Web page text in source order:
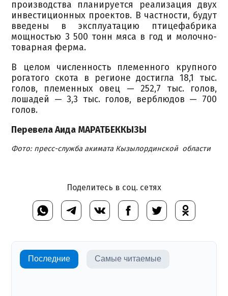
Поделитесь в соц. сетях
производства планируется реализация двух
инвестиционных проектов. В частности, будут
введены в эксплуатацию птицефабрика
мощностью 3 500 тонн мяса в год и молочно-
товарная ферма.
В целом численность племенного крупного
рогатого скота в регионе достигла 18,1 тыс.
голов, племенных овец — 252,7 тыс. голов,
лошадей — 3,3 тыс. голов, верблюдов — 700
голов.
Перевела Аида МАРАТБЕККЫЗЫ
Фото: пресс-служба акимата Кызылординской области
Последние Самые читаемые